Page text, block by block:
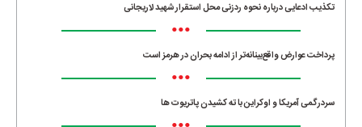
تکذیب ادعایی درباره نحوه ردزنی محل استقرار شهید لاریجانی
•••
پرداخت عوارض واقع‌بینانه‌تر از ادامه بحران در هرمز است
•••
سردرگمی آمریکا و اوکراین با ته کشیدن پاتریوت ها